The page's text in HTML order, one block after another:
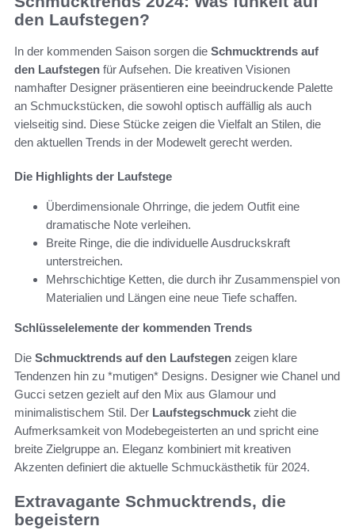
den Laufstegen?
In der kommenden Saison sorgen die Schmucktrends auf
den Laufstegen für Aufsehen. Die kreativen Visionen
namhafter Designer präsentieren eine beeindruckende Palette
an Schmuckstücken, die sowohl optisch auffällig als auch
vielseitig sind. Diese Stücke zeigen die Vielfalt an Stilen, die
den aktuellen Trends in der Modewelt gerecht werden.
Die Highlights der Laufstege
Überdimensionale Ohrringe, die jedem Outfit eine
dramatische Note verleihen.
Breite Ringe, die die individuelle Ausdruckskraft
unterstreichen.
Mehrschichtige Ketten, die durch ihr Zusammenspiel von
Materialien und Längen eine neue Tiefe schaffen.
Schlüsselelemente der kommenden Trends
Die Schmucktrends auf den Laufstegen zeigen klare
Tendenzen hin zu *mutigen* Designs. Designer wie Chanel und
Gucci setzen gezielt auf den Mix aus Glamour und
minimalistischem Stil. Der Laufstegschmuck zieht die
Aufmerksamkeit von Modebegeisterten an und spricht eine
breite Zielgruppe an. Eleganz kombiniert mit kreativen
Akzenten definiert die aktuelle Schmuckästhetik für 2024.
Extravagante Schmucktrends, die
begeistern